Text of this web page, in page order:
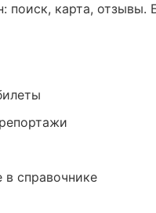
поиск, карта, отзывы.
справочнике